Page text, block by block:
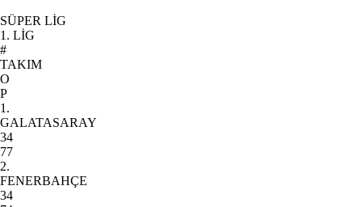
SÜPER LİG
1. LİG
#
TAKIM
O
P
1.
GALATASARAY
34
77
2.
FENERBAHÇE
34